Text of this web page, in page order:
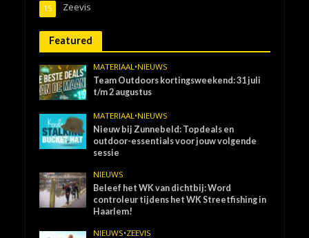
Zeevis
15
Featured
MATERIAAL•NIEUWS
Team Outdoors kortingsweekend: 31 juli
t/m 2 augustus
MATERIAAL•NIEUWS
Nieuw bij Zunnebeld: Topdeals en
outdoor-essentials voor jouw volgende
sessie
NIEUWS
Beleef het WK van dichtbij: Word
controleur tijdens het WK Streetfishing in
Haarlem!
NIEUWS•ZEEVIS